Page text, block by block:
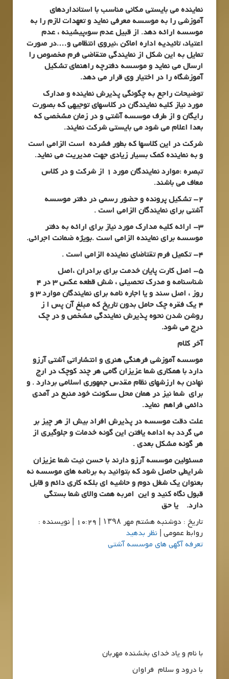
نماینده می بایستی مکانی مناسب با استانداردهای
آموزشی را به موسسه معرفی نماید و تعهدات لازم را به
موسسه ارائه دهد. از قبیل عدم سوءپیشینه ، عدم
اعتیاد، تائیدیه اداره اماکن ،نیروی انتظامی و….در صورت
تمایل به این شکل از نمایندگی متقاضی فرم مخصوص را
ارسال می نماید و موسسه دفترچه راهنمای تشکیل
آموزشگاه را در اختیار وی قرار می دهد.
توضیحات راجع به چگونگی پذیرش نماینده و مدارک
مورد نیاز کلیه نمایندگان در کلاسهای توجیهی که بصورت
رایگان و از طرف موسسه آشتی و در زمان مشخصی که
بعدا اعلام می شود می بایستی شرکت نمایند.
شرکت در این کلاسها که بطور فشرده است الزامی است
و به نماینده کمک بسیار زیادی جهت مدیریت می نماید.
تبصره
:موارد نمایندگان مورد 1 از شرکت و در کلاس
معاف می باشند.
2– تشکیل پرونده و حضور رسمی در دفتر موسسه
آشتی برای نمایندگان الزامی است .
3– ارائه کلیه مدارک مورد نیاز برای ارائه به دفتر
موسسه برای نماینده الزامی است .بویژه ضمانت اجرائی.
4– تکمیل فرم تقتاضای نماینده الزامی است .
5– اصل کارت پایان خدمت برای برادران ،اصل
شناسنامه و مدرک تحصیلی ، شش قطعه عکس 3 در 4
روز ، اصل سند و یا اجاره نامه برای نمایندگان موارد 3 و
4 یک فقره چک حامل بدون تاریخ که مبلغ آن پس ا ز
روشن شدن نحوه پذیرش نمایندگی مشخص و در چک
درج می شود.
آخر کلام
موسسه آموزشی فرهنگی هنری و انتشاراتی آشتی آرزو
دارد با همکاری شما عزیزان گامی هر چند کوچک در ارج
نهادن به ارزشهای نظام مقدس جمهوری اسلامی بردارد . و
برای شما نیز در همان محل سکونت خود منبع در آمدی
دائمی فراهم نماید.
علت دقت موسسه در پذیرش افراد بیش از هر چیز بر
می گردد به ادامه یافتن این گونه خدمات و جلوگیری از
هر گونه مشکل بعدی .
مسئولین موسسه آرزو دارند با حسن نیت شما عزیزان
شرایطی حاصل شود که بتوانید به برنامه های موسسه نه
بعنوان یک شغل دوم و حاشیه ای بلکه کاری دائم و قابل
قبول نگاه کنید و این امربه همت والای شما بستگی
دارد. یا حق
تاريخ : دوشنبه هشتم مهر ۱۳۹۸ | 10:29 | نویسنده :
روابط عمومی | نظر بدهید
تعرفه آگهی های موسسه آشتی
با نام و یاد خدای بخشنده مهربان
با درود و سلام فراوان